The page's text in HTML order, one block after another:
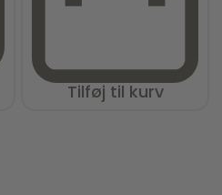
Tilføj til kurv